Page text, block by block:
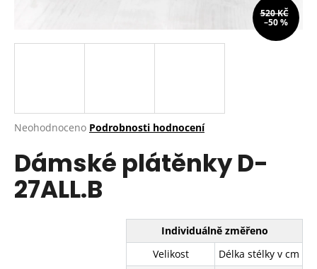
Průměrné
produktu
je
0,0
z
Neohodnoceno Podrobnosti hodnocení
Dámské plátěnky D-
27ALL.B
Individuálně změřeno
Velikost
Délka stélky v cm
520 KČ
–50 %
o
p
r
u
č